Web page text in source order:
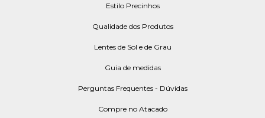
Estilo Precinhos
Qualidade dos Produtos
Lentes de Sol e de Grau
Guia de medidas
Perguntas Frequentes - Dúvidas
Compre no Atacado